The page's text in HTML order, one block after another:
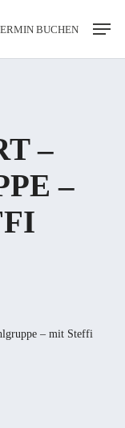
BUCHEN
Menu
–
–
– mit Steffi